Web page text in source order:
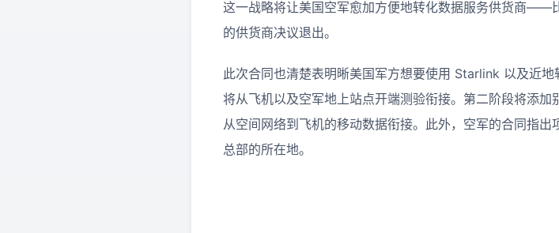
这一战略将让美国空军愈加方便地转化数据服务供货商——
的供货商决议退出。
此次合同也清楚表明晰美国军方想要使用 Starlink 以及近
将从飞机以及空军地上站点开端测验衔接。第二阶段将添
从空间网络到飞机的移动数据衔接。此外，空军的合同指
总部的所在地。